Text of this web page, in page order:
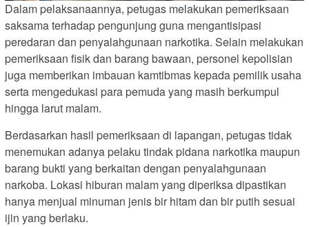
Dalam pelaksanaannya, petugas melakukan pemeriksaan
saksama terhadap pengunjung guna mengantisipasi
peredaran dan penyalahgunaan narkotika. Selain melakukan
pemeriksaan fisik dan barang bawaan, personel kepolisian
juga memberikan imbauan kamtibmas kepada pemilik usaha
serta mengedukasi para pemuda yang masih berkumpul
hingga larut malam.
Berdasarkan hasil pemeriksaan di lapangan, petugas tidak
menemukan adanya pelaku tindak pidana narkotika maupun
barang bukti yang berkaitan dengan penyalahgunaan
narkoba. Lokasi hiburan malam yang diperiksa dipastikan
hanya menjual minuman jenis bir hitam dan bir putih sesuai
ijin yang berlaku.